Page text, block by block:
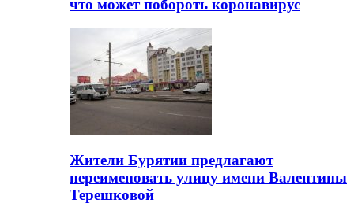
что может побороть коронавирус
Жители Бурятии предлагают
переименовать улицу имени Валентины
Терешковой